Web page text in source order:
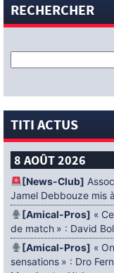
RECHERCHER
TITI ACTUS
8 AOÛT 2026
[News-Club]
Jamel Debbouze mis
[Amical-Pros] «
de match » : David
[Amical-Pros] «
sensations » : Dro